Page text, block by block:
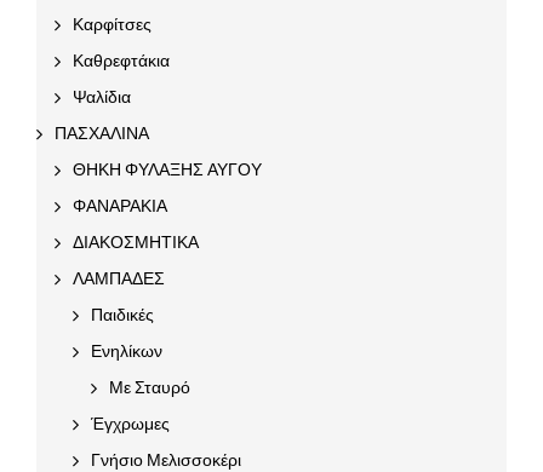
Καρφίτσες
Καθρεφτάκια
Ψαλίδια
ΠΑΣΧΑΛΙΝΑ
ΘΗΚΗ ΦΥΛΑΞΗΣ ΑΥΓΟΥ
ΦΑΝΑΡΑΚΙΑ
ΔΙΑΚΟΣΜΗΤΙΚΑ
ΛΑΜΠΑΔΕΣ
Παιδικές
Ενηλίκων
Με Σταυρό
Έγχρωμες
Γνήσιο Μελισσοκέρι